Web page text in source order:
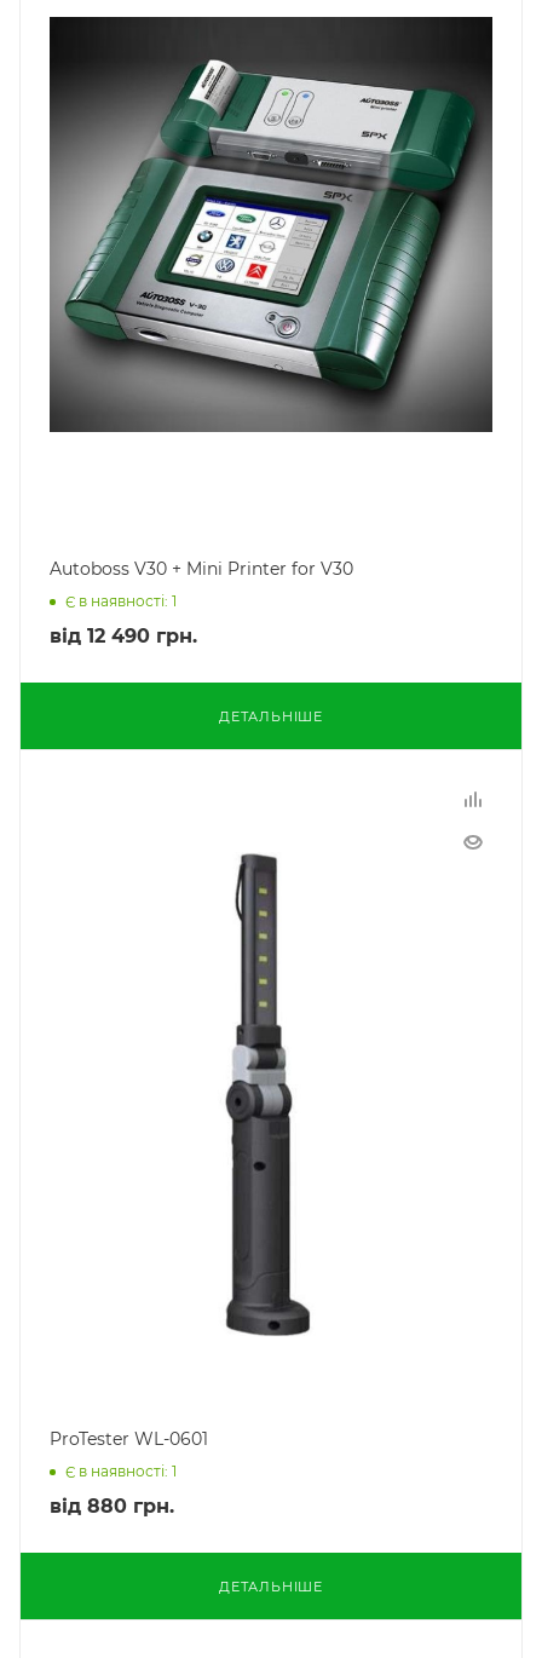
Autoboss V30 + Mini Printer for V30
Є в наявності: 1
від 12 490 грн.
ДЕТАЛЬНІШЕ
ProTester WL-0601
Є в наявності: 1
від 880 грн.
ДЕТАЛЬНІШЕ